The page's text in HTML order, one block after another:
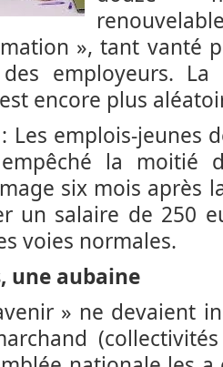
», tant vanté
employeurs. La
encore plus
Les emplois-jeunes
la moitié
six mois après
un salaire de 250
voies normales.
une aubaine
» ne devaient